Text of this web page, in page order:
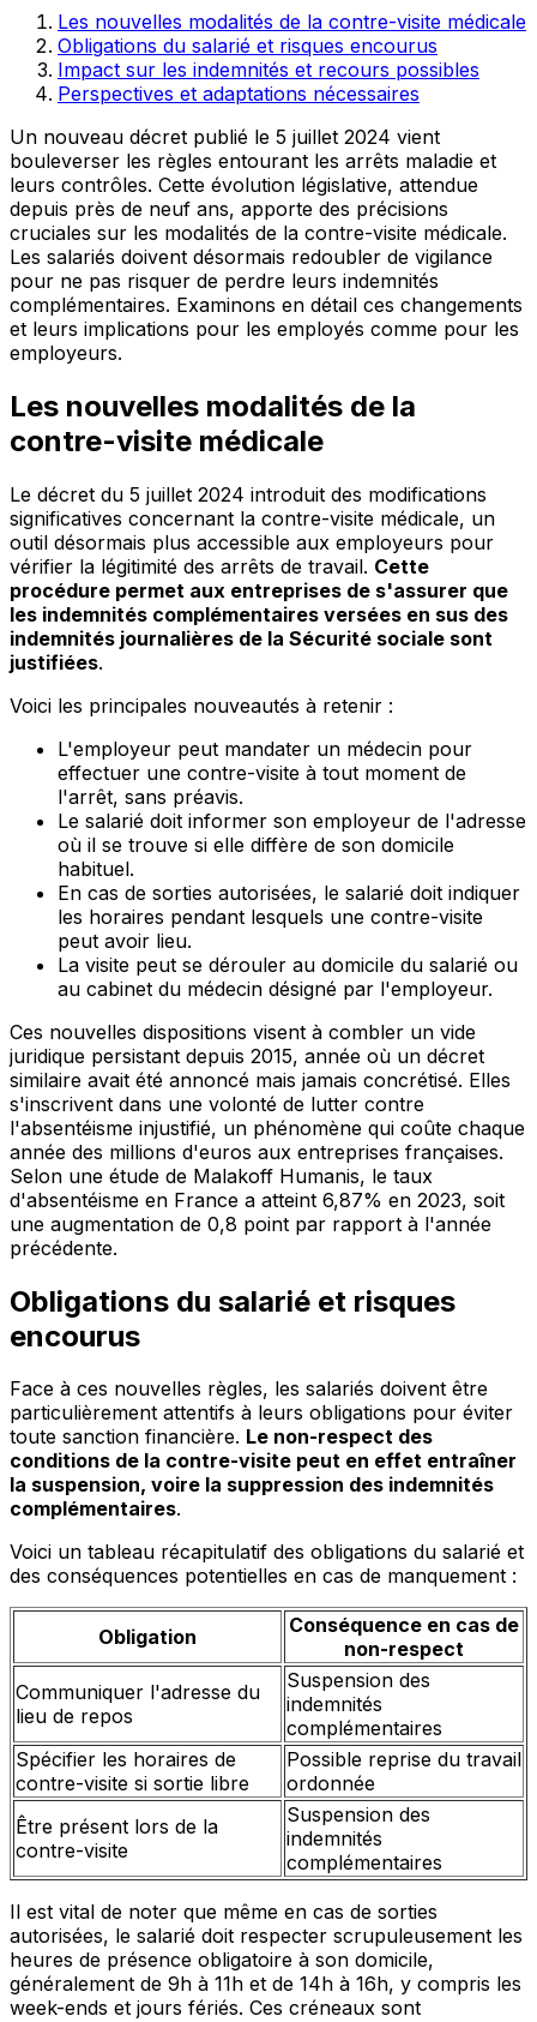
Les nouvelles modalités de la contre-visite médicale
Obligations du salarié et risques encourus
Impact sur les indemnités et recours possibles
Perspectives et adaptations nécessaires
Un nouveau décret publié le 5 juillet 2024 vient
bouleverser les règles entourant les arrêts maladie et
leurs contrôles. Cette évolution législative, attendue
depuis près de neuf ans, apporte des précisions
cruciales sur les modalités de la contre-visite médicale.
Les salariés doivent désormais redoubler de vigilance
pour ne pas risquer de perdre leurs indemnités
complémentaires. Examinons en détail ces changements
et leurs implications pour les employés comme pour les
employeurs.
Les nouvelles modalités de la
contre-visite médicale
Le décret du 5 juillet 2024 introduit des modifications
significatives concernant la contre-visite médicale, un
outil désormais plus accessible aux employeurs pour
vérifier la légitimité des arrêts de travail. Cette
procédure permet aux entreprises de s'assurer que
les indemnités complémentaires versées en sus des
indemnités journalières de la Sécurité sociale sont
justifiées.
Voici les principales nouveautés à retenir :
L'employeur peut mandater un médecin pour
effectuer une contre-visite à tout moment de
l'arrêt, sans préavis.
Le salarié doit informer son employeur de l'adresse
où il se trouve si elle diffère de son domicile
habituel.
En cas de sorties autorisées, le salarié doit indiquer
les horaires pendant lesquels une contre-visite
peut avoir lieu.
La visite peut se dérouler au domicile du salarié ou
au cabinet du médecin désigné par l'employeur.
Ces nouvelles dispositions visent à combler un vide
juridique persistant depuis 2015, année où un décret
similaire avait été annoncé mais jamais concrétisé. Elles
s'inscrivent dans une volonté de lutter contre
l'absentéisme injustifié, un phénomène qui coûte chaque
année des millions d'euros aux entreprises françaises.
Selon une étude de Malakoff Humanis, le taux
d'absentéisme en France a atteint 6,87% en 2023, soit
une augmentation de 0,8 point par rapport à l'année
précédente.
Obligations du salarié et risques
encourus
Face à ces nouvelles règles, les salariés doivent être
particulièrement attentifs à leurs obligations pour éviter
toute sanction financière. Le non-respect des
conditions de la contre-visite peut en effet entraîner
la suspension, voire la suppression des indemnités
complémentaires.
Voici un tableau récapitulatif des obligations du salarié et
des conséquences potentielles en cas de manquement :
Obligation
Conséquence en cas de
non-respect
Communiquer l'adresse du
lieu de repos
Suspension des
indemnités
complémentaires
Spécifier les horaires de
contre-visite si sortie libre
Possible reprise du travail
ordonnée
Être présent lors de la
contre-visite
Suspension des
indemnités
complémentaires
Il est vital de noter que même en cas de sorties
autorisées, le salarié doit respecter scrupuleusement les
heures de présence obligatoire à son domicile,
généralement de 9h à 11h et de 14h à 16h, y compris les
week-ends et jours fériés. Ces créneaux sont